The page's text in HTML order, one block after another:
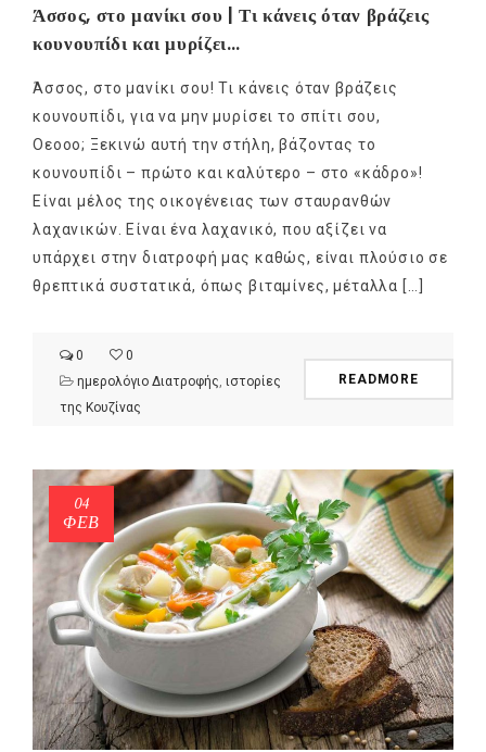
Άσσος, στο μανίκι σου | Τι κάνεις όταν βράζεις
κουνουπίδι και μυρίζει…
Άσσος, στο μανίκι σου! Τι κάνεις όταν βράζεις
κουνουπίδι, για να μην μυρίσει το σπίτι σου,
Οεοοο; Ξεκινώ αυτή την στήλη, βάζοντας το
κουνουπίδι – πρώτο και καλύτερο – στο «κάδρο»!
Είναι μέλος της οικογένειας των σταυρανθών
λαχανικών. Είναι ένα λαχανικό, που αξίζει να
υπάρχει στην διατροφή μας καθώς, είναι πλούσιο σε
θρεπτικά συστατικά, όπως βιταμίνες, μέταλλα […]
0
0
ημερολόγιο Διατροφής ιστορίες
της Κουζίνας
READMORE
04
ΦΕΒ